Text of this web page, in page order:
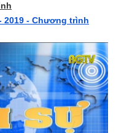
2019 - Chương trình